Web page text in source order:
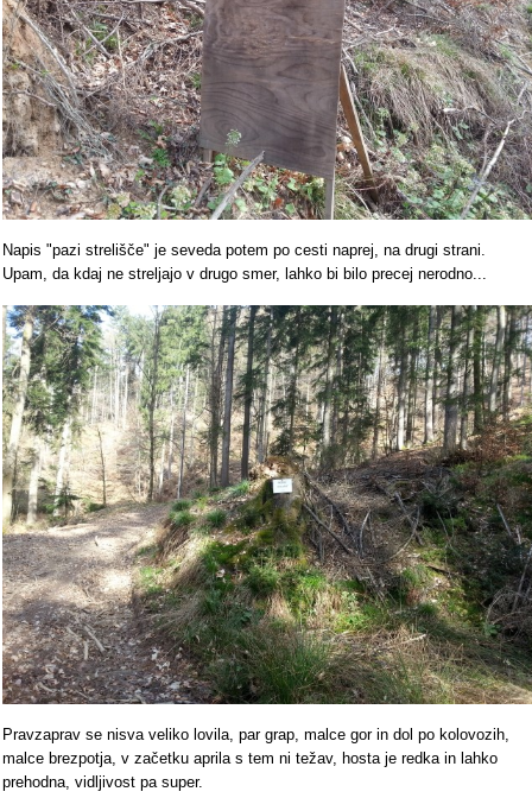
Napis "pazi strelišče" je seveda potem po cesti naprej, na drugi strani.
Upam, da kdaj ne streljajo v drugo smer, lahko bi bilo precej nerodno...
Pravzaprav se nisva veliko lovila, par grap, malce gor in dol po kolovozih,
malce brezpotja, v začetku aprila s tem ni težav, hosta je redka in lahko
prehodna, vidljivost pa super.